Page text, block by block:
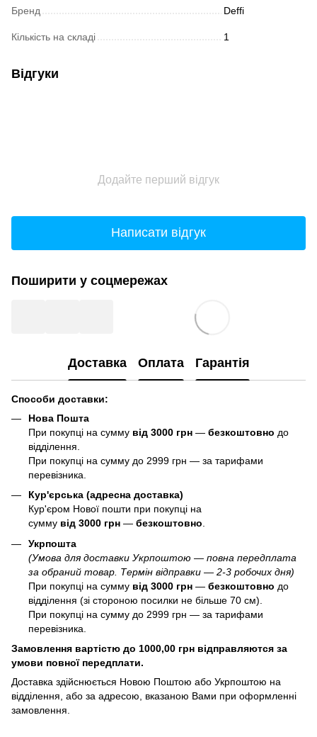
Бренд Deffi
Кількість на складі 1
Відгуки
Додайте перший відгук
Написати відгук
Поширити у соцмережах
Доставка Оплата Гарантія
Способи доставки:
Нова Пошта
При покупці на сумму від 3000 грн — безкоштовно до
відділення.
При покупці на сумму до 2999 грн — за тарифами
перевізника.
Кур'єрська (адресна доставка)
Кур'єром Нової пошти при покупці на
сумму від 3000 грн — безкоштовно.
Укрпошта
(Умова для доставки Укрпоштою — повна передплата
за обраний товар. Термін відправки — 2-3 робочих дня)
При покупці на сумму від 3000 грн — безкоштовно до
відділення (зі стороною посилки не більше 70 см).
При покупці на сумму до 2999 грн — за тарифами
перевізника.
Замовлення вартістю до 1000,00 грн відправляются за
умови повної передплати.
Доставка здійснюється Новою Поштою або Укрпоштою на
відділення, або за адресою, вказаною Вами при оформленні
замовлення.